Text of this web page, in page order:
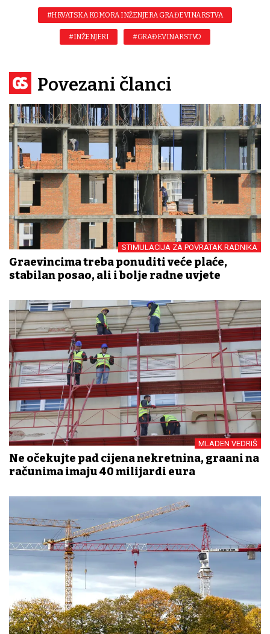
#HRVATSKA KOMORA INŽENJERA GRAĐEVINARSTVA
#INŽENJERI #GRAĐEVINARSTVO
Povezani članci
STIMULACIJA ZA POVRATAK RADNIKA
Građevincima treba ponuditi veće plaće,
stabilan posao, ali i bolje radne uvjete
MLADEN VEDRIŠ
Ne očekujte pad cijena nekretnina, građani na
računima imaju 40 milijardi eura